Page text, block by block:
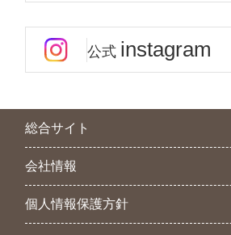
公式 instagram
総合サイト
会社情報
個人情報保護方針